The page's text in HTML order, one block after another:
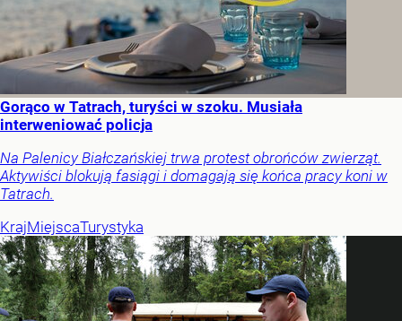
Gorąco w Tatrach, turyści w szoku. Musiała
interweniować policja
Na Palenicy Białczańskiej trwa protest obrońców zwierząt.
Aktywiści blokują fasiągi i domagają się końca pracy koni w
Tatrach.
KrajMiejscaTurystyka